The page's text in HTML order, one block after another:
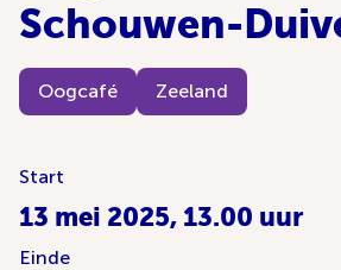
Schouwen-
Oogcafé Zeeland
Start
13 mei 2025, 13.00 uur
Einde